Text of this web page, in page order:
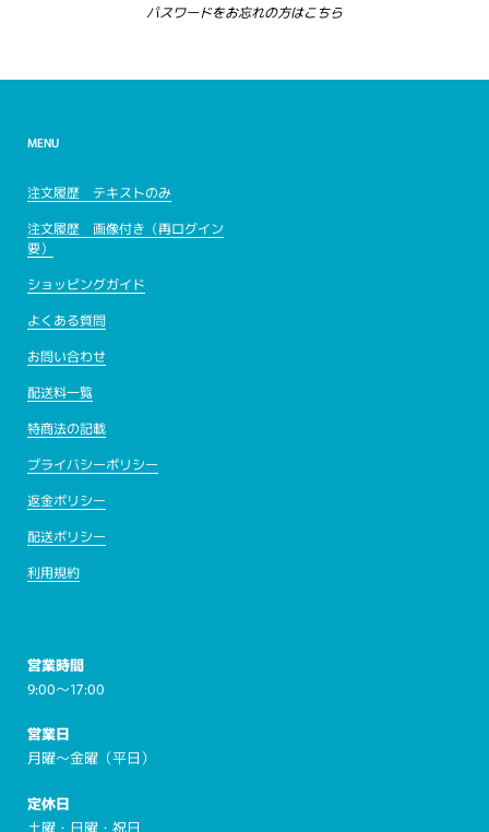
パスワードをお忘れの方はこちら
MENU
注文履歴 テキストのみ
注文履歴 画像付き（再ログイン
要）
ショッピングガイド
よくある質問
お問い合わせ
配送料一覧
特商法の記載
プライバシーポリシー
返金ポリシー
配送ポリシー
利用規約
営業時間
9:00～17:00
営業日
月曜～金曜（平日）
定休日
土曜・日曜・祝日